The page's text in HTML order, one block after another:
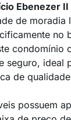
Ebenezer II
de moradia
no
condomínio
seguro, ideal
de
possuem